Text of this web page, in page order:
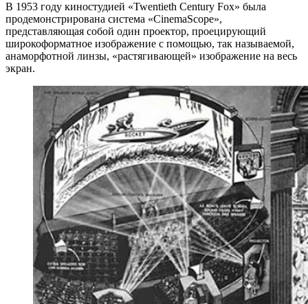
В 1953 году киностудией «Twentieth Century Fox» была
продемонстрирована система «CinemaScope»,
представляющая собой один проектор, проецирующий
широкоформатное изображение с помощью, так называемой,
анаморфотной линзы, «растягивающей» изображение на весь
экран.